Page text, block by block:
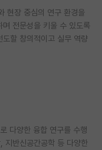
현장 중심의 연구 환경을
전문성을 키울 수 있도록
도할 창의적이고 실무 역량
다양한 융합 연구를 수행
지반신공간공학 등 다양한